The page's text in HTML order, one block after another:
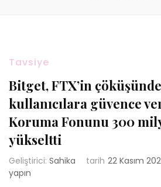
Tavsiye
Bitget, FTX’in
kullanıcılara güvence
Koruma Fonunu 300
yükseltti
Geliştirici: Sahika tarih 22 Kasım
yapın